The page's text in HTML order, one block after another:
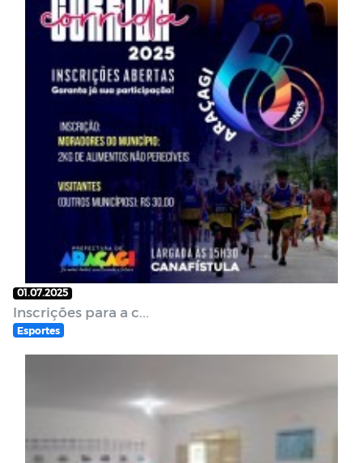
01.07.2025
Inscrições para a c...
Esportes